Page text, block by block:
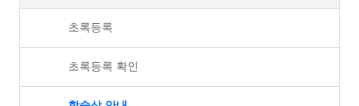
초록등록
초록등록 확인